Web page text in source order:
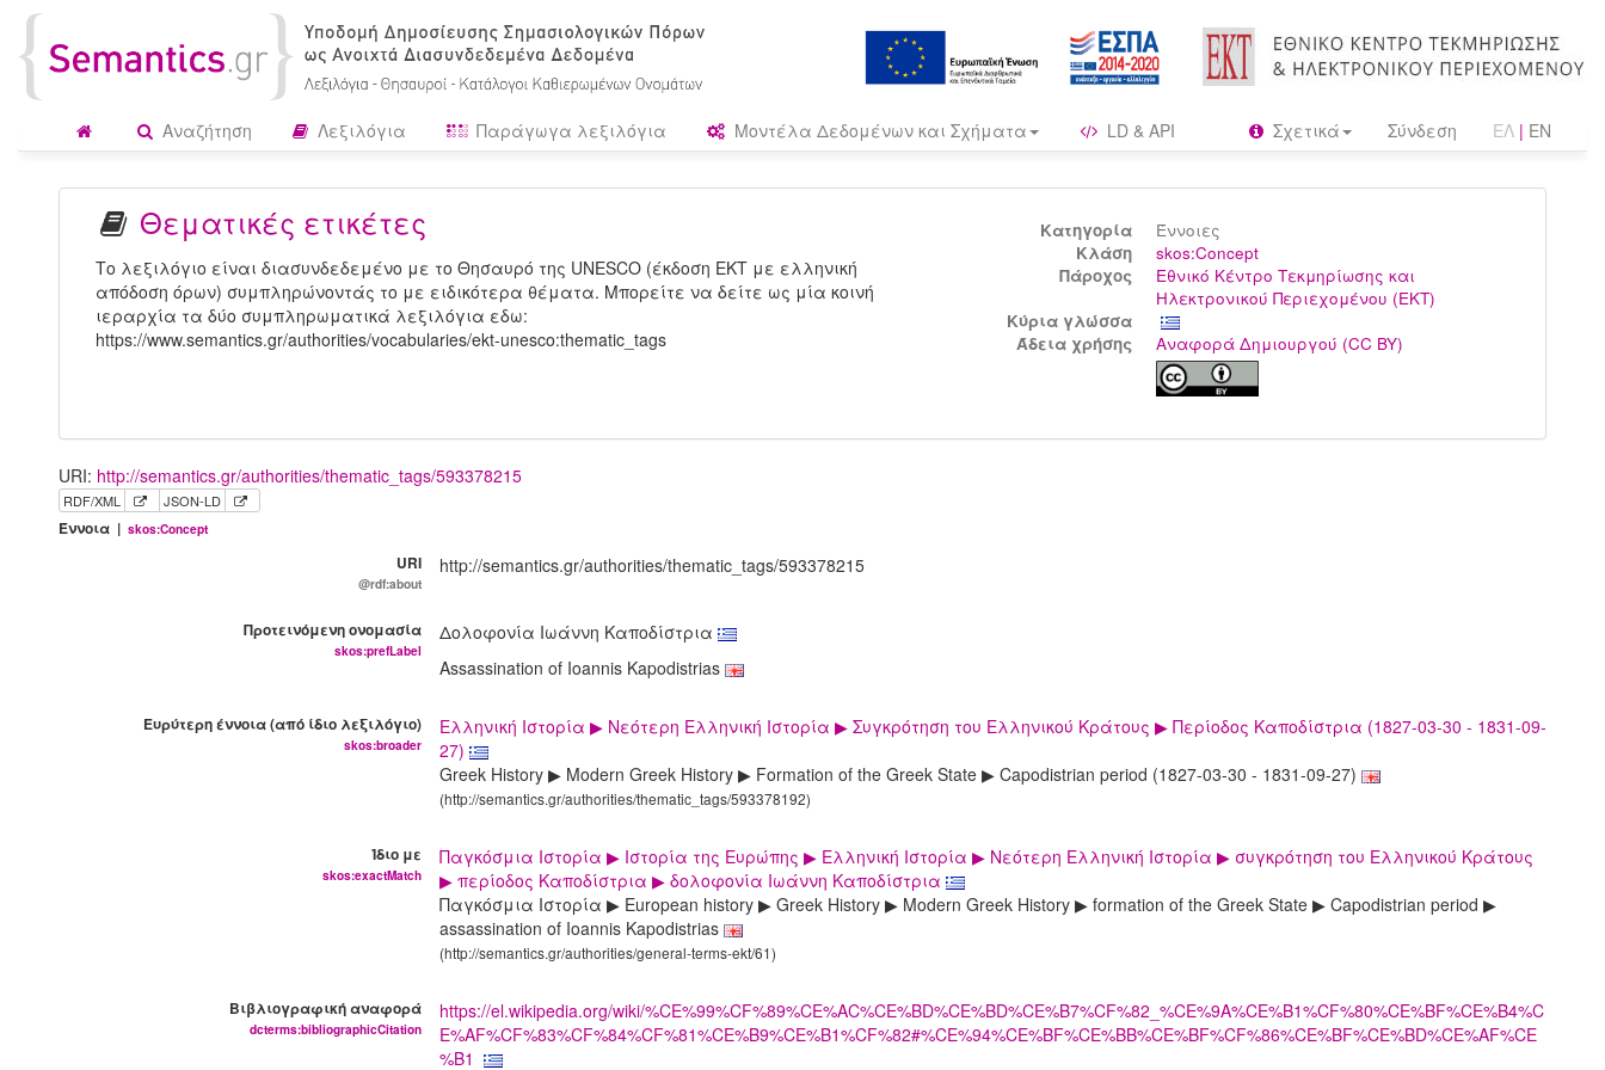
Αναζήτηση Λεξιλόγια Παράγωγα λεξιλόγια Μοντέλα Δεδομένων και Σχήματα LD & API Σχετικά Σύνδεση ΕΛ | EN
Θεματικές ετικέτες
Το λεξιλόγιο είναι διασυνδεδεμένο με το Θησαυρό της UNESCO (έκδοση ΕΚΤ με ελληνική
απόδοση όρων) συμπληρώνοντάς το με ειδικότερα θέματα. Μπορείτε να δείτε ως μία κοινή
ιεραρχία τα δύο συμπληρωματικά λεξιλόγια εδω:
https://www.semantics.gr/authorities/vocabularies/ekt-unesco:thematic_tags
Κατηγορία
Έννοιες
Kλάση
skos:Concept
Πάροχος
Εθνικό Κέντρο Τεκμηρίωσης και
Ηλεκτρονικού Περιεχομένου (ΕΚΤ)
Κύρια γλώσσα
Άδεια χρήσης
Αναφορά Δημιουργού (CC BY)
URI: http://semantics.gr/authorities/thematic_tags/593378215
RDF/XML JSON-LD
Έννοια | skos:Concept
URI
@rdf:about
http://semantics.gr/authorities/thematic_tags/593378215
Προτεινόμενη ονομασία
skos:prefLabel
Δολοφονία Ιωάννη Καποδίστρια
Assassination of Ioannis Kapodistrias
Ευρύτερη έννοια (από ίδιο λεξιλόγιο)
skos:broader
Ελληνική Ιστορία ▶ Νεότερη Ελληνική Ιστορία ▶ Συγκρότηση του Ελληνικού Κράτους ▶ Περίοδος Καποδίστρια (1827-03-30 - 1831-09-
27)
Greek History ▶ Modern Greek History ▶ Formation of the Greek State ▶ Capodistrian period (1827-03-30 - 1831-09-27)
(http://semantics.gr/authorities/thematic_tags/593378192)
Ίδιο με
skos:exactMatch
Παγκόσμια Ιστορία ▶ Ιστορία της Ευρώπης ▶ Ελληνική Ιστορία ▶ Νεότερη Ελληνική Ιστορία ▶ συγκρότηση του Ελληνικού Κράτους
▶ περίοδος Καποδίστρια ▶ δολοφονία Ιωάννη Καποδίστρια
Παγκόσμια Ιστορία ▶ European history ▶ Greek History ▶ Modern Greek History ▶ formation of the Greek State ▶ Capodistrian period ▶
assassination of Ioannis Kapodistrias
(http://semantics.gr/authorities/general-terms-ekt/61)
Βιβλιογραφική αναφορά
dcterms:bibliographicCitation
https://el.wikipedia.org/wiki/%CE%99%CF%89%CE%AC%CE%BD%CE%BD%CE%B7%CF%82_%CE%9A%CE%B1%CF%80%CE%BF%CE%B4%C
E%AF%CF%83%CF%84%CF%81%CE%B9%CE%B1%CF%82#%CE%94%CE%BF%CE%BB%CE%BF%CF%86%CE%BF%CE%BD%CE%AF%CE
%B1